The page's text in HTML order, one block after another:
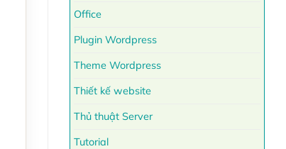
Office
Plugin Wordpress
Theme Wordpress
Thiết kế website
Thủ thuật Server
Tutorial